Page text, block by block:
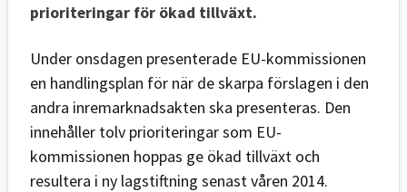
prioriteringar för ökad tillväxt.
Under onsdagen presenterade EU-kommissionen
en handlingsplan för när de skarpa förslagen i den
andra inremarknadsakten ska presenteras. Den
innehåller tolv prioriteringar som EU-
kommissionen hoppas ge ökad tillväxt och
resultera i ny lagstiftning senast våren 2014.